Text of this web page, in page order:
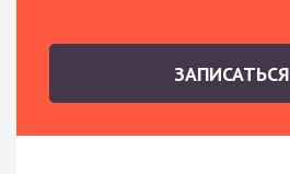
ЗАПИСАТЬСЯ